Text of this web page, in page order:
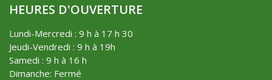
HEURES D'OUVERTURE
Lundi-Mercredi : 9 h à 17 h 30
Jeudi-Vendredi : 9 h à 19h
Samedi : 9 h à 16 h
Dimanche: Fermé